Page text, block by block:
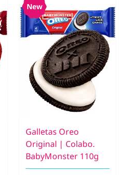
New
Galletas Oreo
Original | Colabo.
BabyMonster 110g